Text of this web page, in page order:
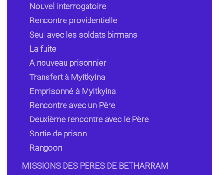
Nouvel interrogatoire
Rencontre providentielle
Seul avec les soldats birmans
La fuite
A nouveau prisonnier
Transfert à Myitkyina
Emprisonné à Myitkyina
Rencontre avec un Père
Deuxième rencontre avec le Père
Sortie de prison
Rangoon
MISSIONS DES PERES DE BETHARRAM